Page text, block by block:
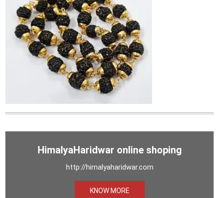
HimalyaHaridwar online shoping
http://himalyaharidwar.com
KNOW MORE